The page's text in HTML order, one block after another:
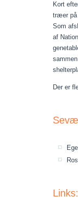
Kort
træer på
Som
af
Der er
Links: